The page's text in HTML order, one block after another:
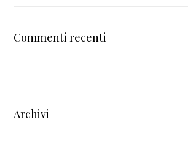
Commenti recenti
Archivi